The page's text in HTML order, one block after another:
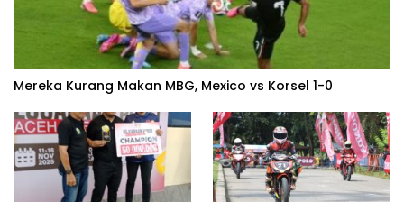
Mereka Kurang Makan MBG, Mexico vs Korsel 1-0